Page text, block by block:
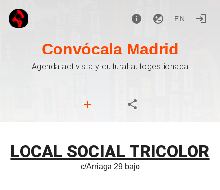
EN
Convócala Madrid
Agenda activista y cultural autogestionada
LOCAL SOCIAL TRICOLOR
c/Arriaga 29 bajo